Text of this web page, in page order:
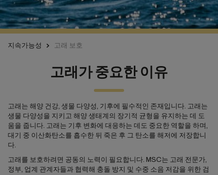
지속가능성 고래 보호
고래가 중요한 이유
고래는 해양 건강, 생물 다양성, 기후에 필수적인 존재입니다. 고래는
생물 다양성을 지키고 해양 생태계의 장기적 균형을 유지하는 데 도
움을 줍니다. 고래는 기후 변화에 대응하는 데도 중요한 역할을 하며,
대기 중 이산화탄소를 흡수한 뒤 죽은 후 그 탄소를 해저에 저장합니
다.
고래를 보호하려면 공동의 노력이 필요합니다. MSC는 고래 전문가,
정부, 업계 관계자들과 협력해 충돌 방지 및 수중 소음 저감을 위한 검